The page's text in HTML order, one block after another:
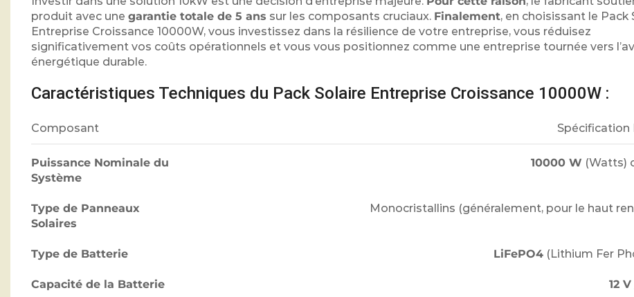
produit avec une garantie totale de 5 ans sur les composants cruciaux. Finalement, en choisissant le Pack
Entreprise Croissance 10000W, vous investissez dans la résilience de votre entreprise, vous réduisez
significativement vos coûts opérationnels et vous vous positionnez comme une entreprise tournée vers
énergétique durable.
Caractéristiques Techniques du Pack Solaire Entreprise Croissance 10000W :
Composant Spécification
Puissance Nominale du
Système
10000 W (Watts)
Type de Panneaux
Solaires
Monocristallins (généralement, pour le haut
Type de Batterie LiFePO4 (Lithium Fer
Capacité de la Batterie 12